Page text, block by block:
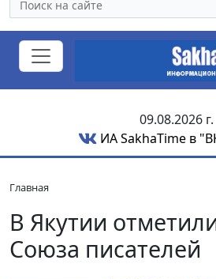
09.08.2026 г.
ИА SakhaTime в
Главная
В Якутии
Союза писателей